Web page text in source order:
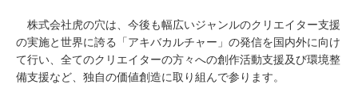
株式会社虎の穴は、今後も幅広いジャンルのクリエイター支援
の実施と世界に誇る「アキバカルチャー」の発信を国内外に向け
て行い、全てのクリエイターの方々への創作活動支援及び環境整
備支援など、独自の価値創造に取り組んで参ります。